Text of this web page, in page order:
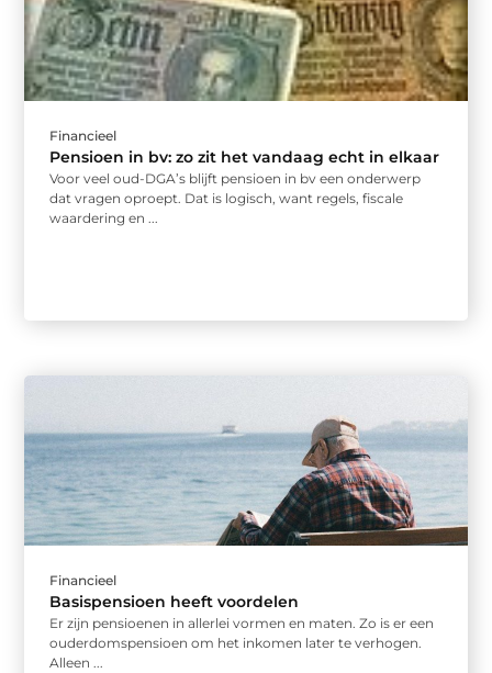
Financieel
Pensioen in bv: zo zit het vandaag echt in elkaar
Voor veel oud-DGA’s blijft pensioen in bv een onderwerp
dat vragen oproept. Dat is logisch, want regels, fiscale
waardering en ...
Financieel
Basispensioen heeft voordelen
Er zijn pensioenen in allerlei vormen en maten. Zo is er een
ouderdomspensioen om het inkomen later te verhogen.
Alleen ...